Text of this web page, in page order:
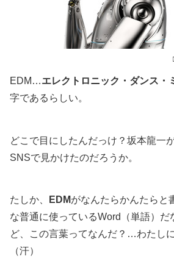
EDM…エレクトロニック・ダンス・
字であるらしい。
どこで目にしたんだっけ？坂本龍一
SNSで見かけたのだろうか。
たしか、 EDMがなんたらかんたら
な普通に使っているWord（単語）だ
ど、この言葉ってなんだ？…わたし
（汗）